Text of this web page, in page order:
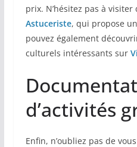
prix. N’hésitez pas à visiter
Astuceriste, qui propose
pouvez également
culturels intéressants sur
d’activités
Enfin, n’oubliez pas de